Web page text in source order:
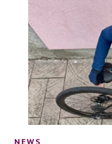
NEWS